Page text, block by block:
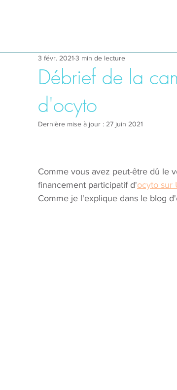
Débrief de la
d'ocyto
3 févr. 2021 3 min de lecture
Dernière mise à jour : 27 juin 2021
Comme vous avez peut-être dû le
financement participatif d'ocyto sur
Comme je l'explique dans le blog